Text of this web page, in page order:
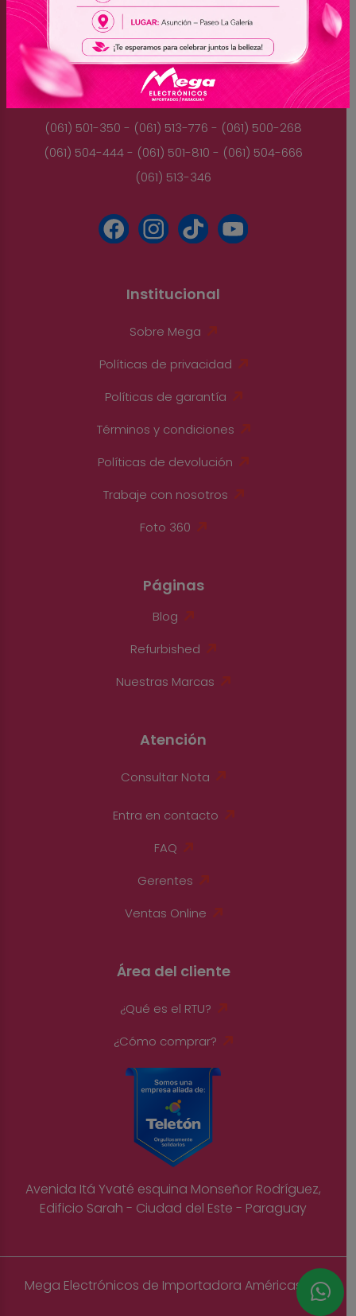
(045) 3025-7072 - (045) 3025-7736
(045) 3025-7713
Paraguay
(061) 501-350 - (061) 513-776 - (061) 500-268
(061) 504-444 - (061) 501-810 - (061) 504-666
(061) 513-346
Institucional
Sobre Mega
Políticas de privacidad
Políticas de garantía
Términos y condiciones
Políticas de devolución
Trabaje con nosotros
Foto 360
Páginas
Blog
Refurbished
Nuestras Marcas
Atención
Consultar Nota
Entra en contacto
FAQ
Gerentes
Ventas Online
Área del cliente
¿Qué es el RTU?
¿Cómo comprar?
Avenida Itá Yvaté esquina Monseñor Rodríguez,
Edificio Sarah - Ciudad del Este - Paraguay
Mega Electrónicos de Importadora Américas S.A